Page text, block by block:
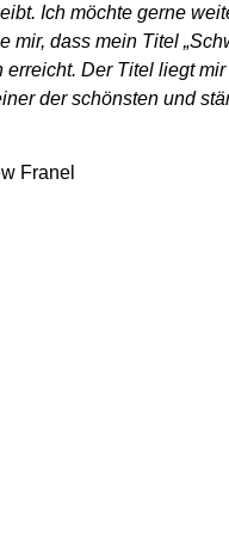
Ich möchte gerne
mir, dass mein Titel
erreicht. Der Titel liegt
der schönsten und
Franel